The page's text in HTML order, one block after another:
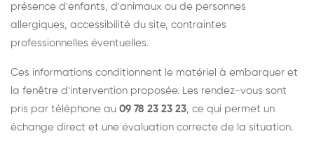
présence d'enfants, d'animaux ou de personnes
allergiques, accessibilité du site, contraintes
professionnelles éventuelles.
Ces informations conditionnent le matériel à embarquer et
la fenêtre d'intervention proposée. Les rendez-vous sont
pris par téléphone au 09 78 23 23 23, ce qui permet un
échange direct et une évaluation correcte de la situation.